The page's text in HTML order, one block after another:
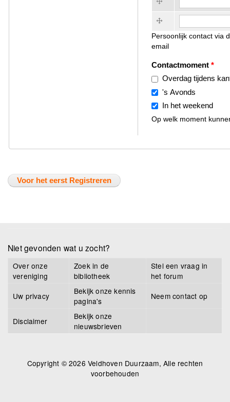
Telefoon nummer (value 2)
Persoonlijk contact via
email
Contactmoment *
Overdag tijdens
's Avonds
In het weekend
Op welk moment
Niet gevonden wat u zocht?
Over onze
vereniging
Zoek in de
bibliotheek
Stel een vraag in
het forum
Uw privacy
Bekijk onze kennis
pagina's
Neem contact op
Disclaimer
Bekijk onze
nieuwsbrieven
Copyright © 2026 Veldhoven Duurzaam, Alle rechten
voorbehouden